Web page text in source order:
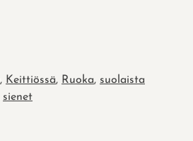
, Keittiössä, Ruoka, suolaista
sienet